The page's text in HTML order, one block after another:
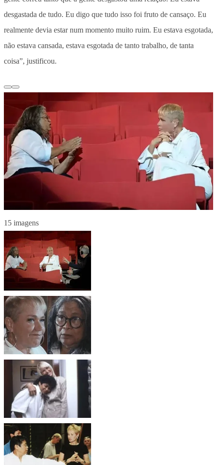
desgastada de tudo. Eu digo que tudo isso foi fruto de cansaço. Eu
realmente devia estar num momento muito ruim. Eu estava esgotada,
não estava cansada, estava esgotada de tanto trabalho, de tanta
coisa”, justificou.
15 imagens